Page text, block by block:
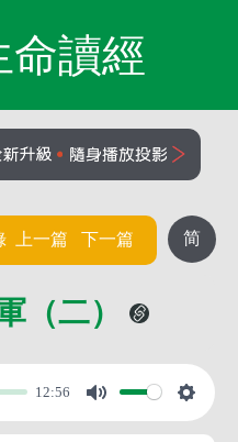
命讀經
简
上一篇 下一篇
（二）
12:56